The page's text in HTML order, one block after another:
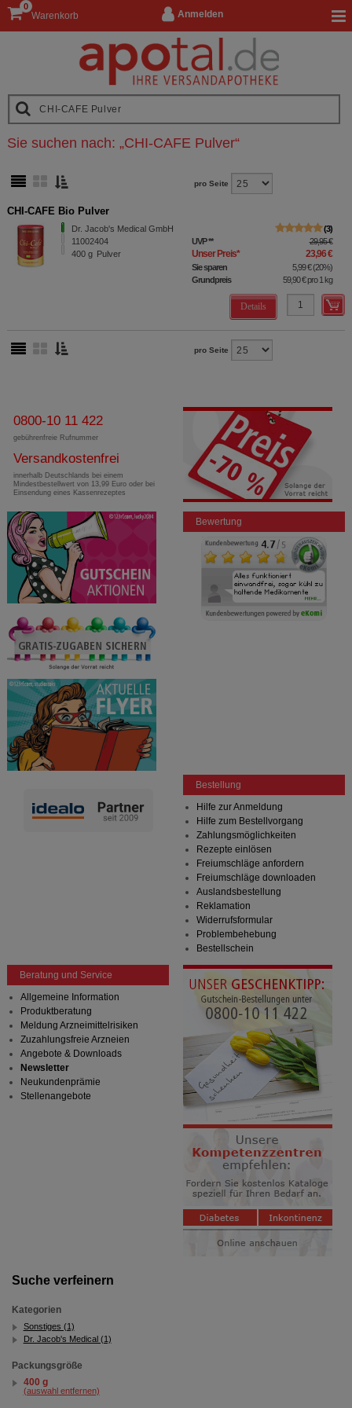
Anmelden
Warenkorb
0
Suche verfeinern
Kategorien
Sonstiges (1)
Dr. Jacob's Medical (1)
Packungsgröße
400 g
(auswahl entfernen)
Sie suchen nach: „CHI-CAFE Pulver“
pro Seite
CHI-CAFE Bio Pulver
Dr. Jacob's Medical GmbH
11002404
400 g Pulver
3
UVP** 29,95 €
Unser Preis* 23,96 €
Sie sparen 5,99 €(20%)
Grundpreis
59,90 €pro 1 kg
Details
pro Seite
0800-10 11 422
gebührenfreie Rufnummer
Versandkostenfrei
innerhalb Deutschlands bei einem
Mindestbestellwert von 13,99 Euro oder bei
Einsendung eines Kassenrezeptes
Bewertung
Bestellung
Hilfe zur Anmeldung
Hilfe zum Bestellvorgang
Zahlungsmöglichkeiten
Rezepte einlösen
Freiumschläge anfordern
Freiumschläge downloaden
Auslandsbestellung
Reklamation
Widerrufsformular
Problembehebung
Bestellschein
Beratung und Service
Allgemeine Information
Produktberatung
Meldung Arzneimittelrisiken
Zuzahlungsfreie Arzneien
Angebote & Downloads
Newsletter
Neukundenprämie
Stellenangebote